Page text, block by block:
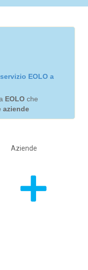
EOLO a
EOLO che
aziende
Aziende